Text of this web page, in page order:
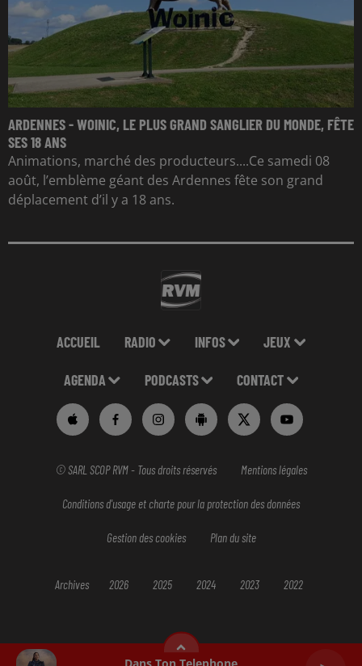
Dans Ton Telephone
ARDENNES - WOINIC, LE PLUS GRAND SANGLIER DU MONDE, FÊTE
SES 18 ANS
Animations, marché des producteurs....Ce samedi 08
août, l’emblème géant des Ardennes fête son grand
déplacement d’il y a 18 ans.
ACCUEIL RADIO INFOS JEUX
AGENDA PODCASTS CONTACT
© SARL SCOP RVM - Tous droits réservés Mentions légales
Conditions d'usage et charte pour la protection des données
Gestion des cookies Plan du site
Archives 2026 2025 2024 2023 2022